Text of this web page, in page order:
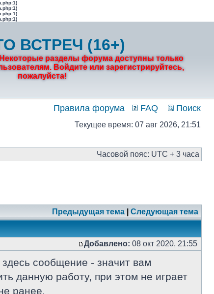
ВСТРЕЧ (16+)
разделы форума доступны только
Войдите или зарегистрируйтесь,
пожалуйста!
Правила форума FAQ Поиск
Текущее время: 07 авг 2026, 21:51
Часовой пояс: UTC + 3 часа
Предыдущая тема Следующая тема
Добавлено: 08 окт 2020, 21:55
сообщение - значит вам
данную работу, при этом не играет
ранее.